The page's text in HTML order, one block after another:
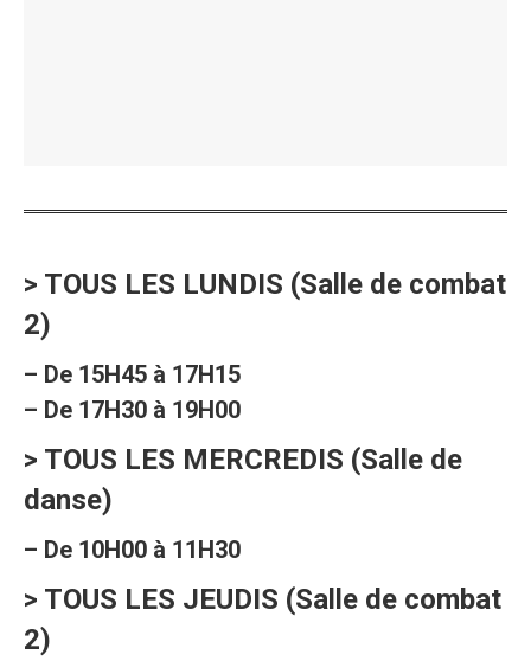
> TOUS LES LUNDIS (Salle de combat
2)
– De 15H45 à 17H15
– De 17H30 à 19H00
> TOUS LES MERCREDIS (Salle de
danse)
– De 10H00 à 11H30
> TOUS LES JEUDIS (Salle de combat
2)